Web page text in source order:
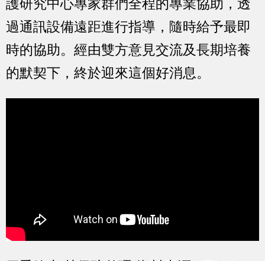
護研究中心專家群們全程的專業協助，透
過通訊設備遠距進行指導，隨時給予最即
時的協助。經由雙方意見交流及長期培養
的默契下，終於迎來這個好消息。